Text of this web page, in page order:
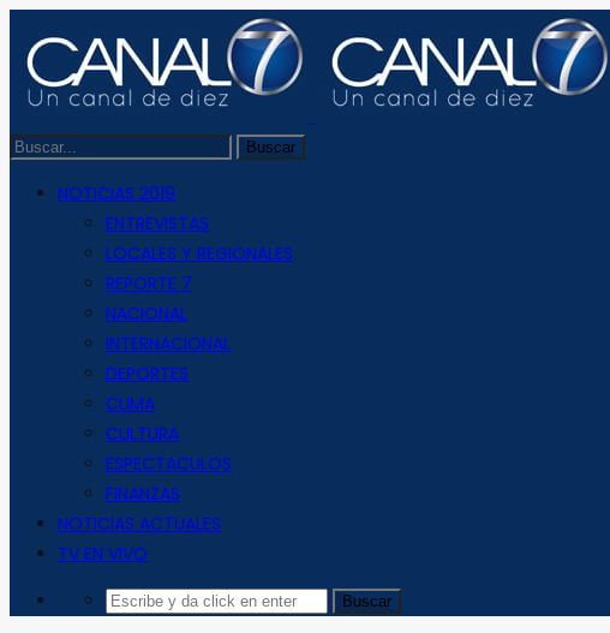
NOTICIAS 2019
ENTREVISTAS
LOCALES Y REGIONALES
REPORTE 7
NACIONAL
INTERNACIONAL
DEPORTES
CLIMA
CULTURA
ESPECTACULOS
FINANZAS
NOTICIAS ACTUALES
TV EN VIVO